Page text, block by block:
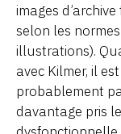
images
selon les
illustrations).
avec Kilmer, il
probablement
davantage pris